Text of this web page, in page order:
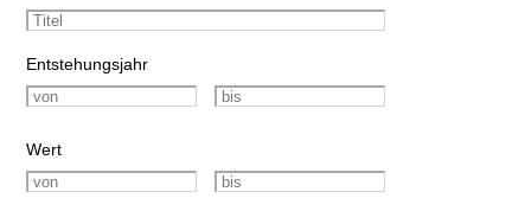
Entstehungsjahr
Wert